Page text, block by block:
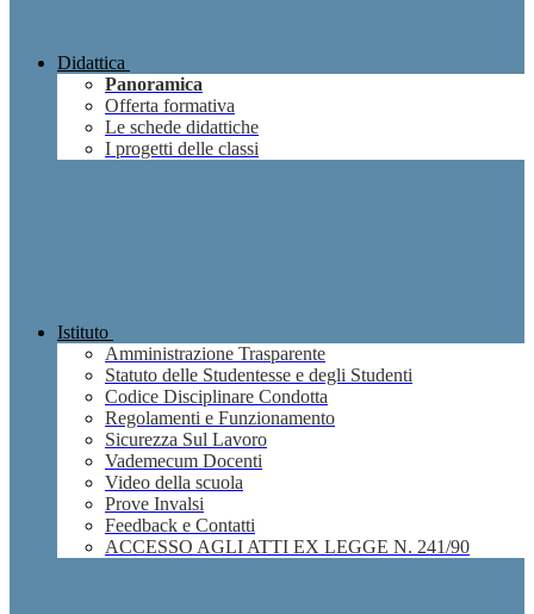
Didattica
Panoramica
Offerta formativa
Le schede didattiche
I progetti delle classi
Istituto
Amministrazione Trasparente
Statuto delle Studentesse e degli Studenti
Codice Disciplinare Condotta
Regolamenti e Funzionamento
Sicurezza Sul Lavoro
Vademecum Docenti
Video della scuola
Prove Invalsi
Feedback e Contatti
ACCESSO AGLI ATTI EX LEGGE N. 241/90